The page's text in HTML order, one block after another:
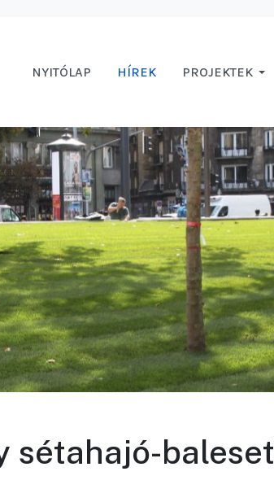
NYITÓLAP HÍREK PROJEKTEK
sétahajó-baleset